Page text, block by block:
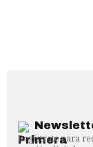
Regístrate para